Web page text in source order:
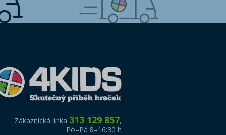
Zákaznická linka 313 129 857,
Po–Pá 8–16:30 h